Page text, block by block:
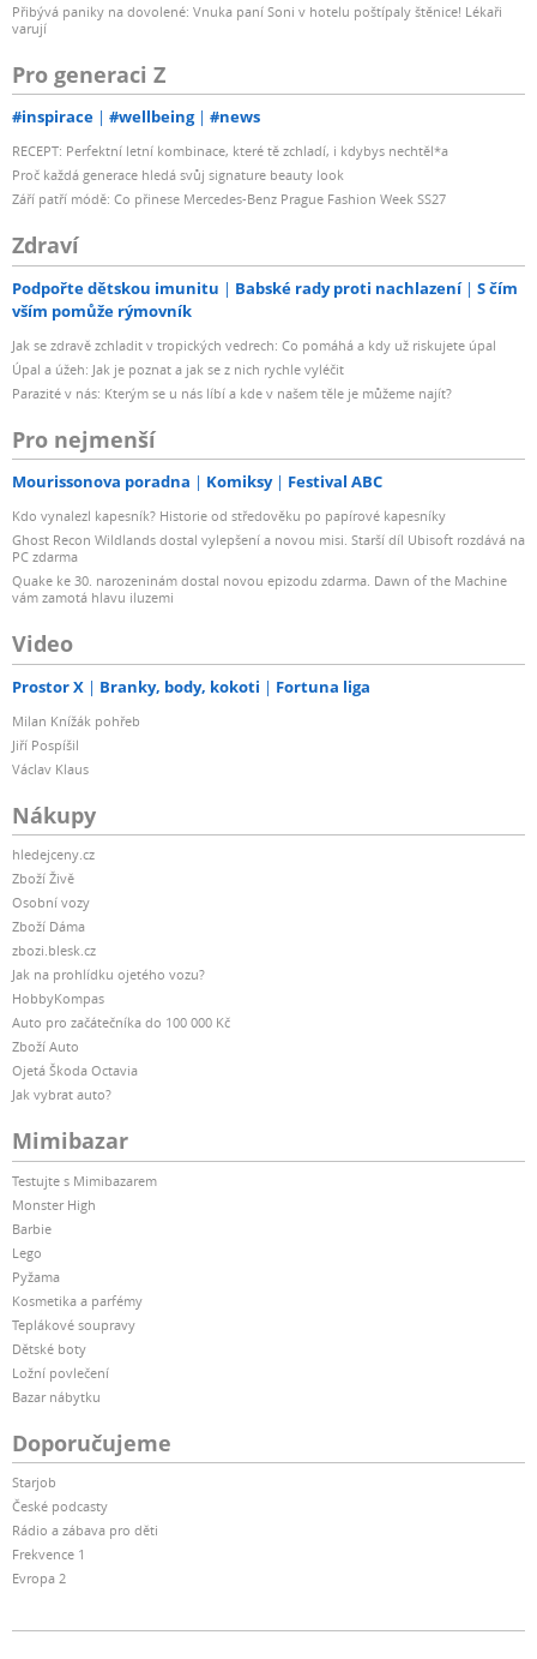
Přibývá paniky na dovolené: Vnuka paní Soni v hotelu poštípaly štěnice! Lékaři
varují
Pro generaci Z
#inspirace #wellbeing #news
RECEPT: Perfektní letní kombinace, které tě zchladí, i kdybys nechtěl*a
Proč každá generace hledá svůj signature beauty look
Září patří módě: Co přinese Mercedes-Benz Prague Fashion Week SS27
Zdraví
Podpořte dětskou imunitu Babské rady proti nachlazení
S čím
vším pomůže rýmovník
Jak se zdravě zchladit v tropických vedrech: Co pomáhá a kdy už riskujete úpal
Úpal a úžeh: Jak je poznat a jak se z nich rychle vyléčit
Parazité v nás: Kterým se u nás líbí a kde v našem těle je můžeme najít?
Pro nejmenší
Mourissonova poradna Komiksy Festival ABC
Kdo vynalezl kapesník? Historie od středověku po papírové kapesníky
Ghost Recon Wildlands dostal vylepšení a novou misi. Starší díl Ubisoft rozdává na
PC zdarma
Quake ke 30. narozeninám dostal novou epizodu zdarma. Dawn of the Machine
vám zamotá hlavu iluzemi
Video
Prostor X Branky, body, kokoti Fortuna liga
Milan Knížák pohřeb
Jiří Pospíšil
Václav Klaus
Nákupy
hledejceny.cz
Zboží Živě
Osobní vozy
Zboží Dáma
zbozi.blesk.cz
Jak na prohlídku ojetého vozu?
HobbyKompas
Auto pro začátečníka do 100 000 Kč
Zboží Auto
Ojetá Škoda Octavia
Jak vybrat auto?
Mimibazar
Testujte s Mimibazarem
Monster High
Barbie
Lego
Pyžama
Kosmetika a parfémy
Teplákové soupravy
Dětské boty
Ložní povlečení
Bazar nábytku
Doporučujeme
Starjob
České podcasty
Rádio a zábava pro děti
Frekvence 1
Evropa 2